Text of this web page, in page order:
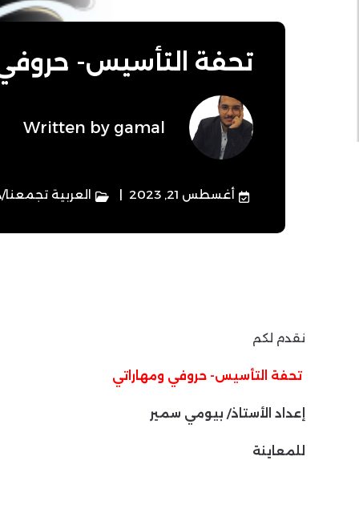
تحفة التأسيس-
Written by gamal
أغسطس 21, 2023 العربية تجمعنا/
نقدم لكم
تحفة التأسيس- حروفي ومهاراتي
إعداد الأستاذ/ بيومي سمير
للمعاينة